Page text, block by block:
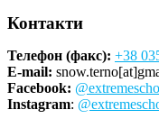
Контакти
Телефон (факс): +38
E-mail:
Facebook:
Instagram: